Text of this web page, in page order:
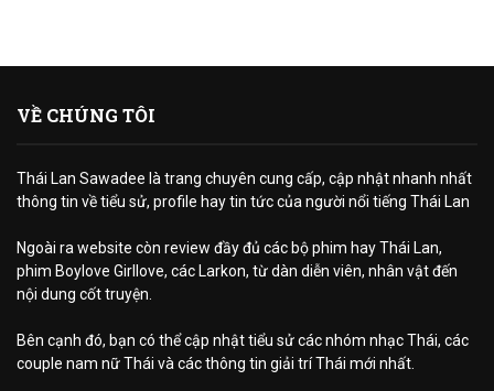
VỀ CHÚNG TÔI
Thái Lan Sawadee là trang chuyên cung cấp, cập nhật nhanh nhất
thông tin về tiểu sử, profile hay tin tức của người nổi tiếng Thái Lan
Ngoài ra website còn review đầy đủ các bộ phim hay Thái Lan,
phim Boylove Girllove, các Larkon, từ dàn diễn viên, nhân vật đến
nội dung cốt truyện.
Bên cạnh đó, bạn có thể cập nhật tiểu sử các nhóm nhạc Thái, các
couple nam nữ Thái và các thông tin giải trí Thái mới nhất.